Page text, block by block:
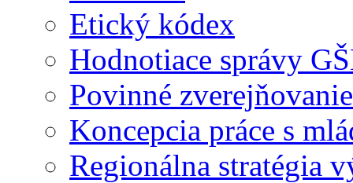
Etický kódex
Hodnotiace správy
Povinné zverejňovanie
Koncepcia práce s
Regionálna stratégia